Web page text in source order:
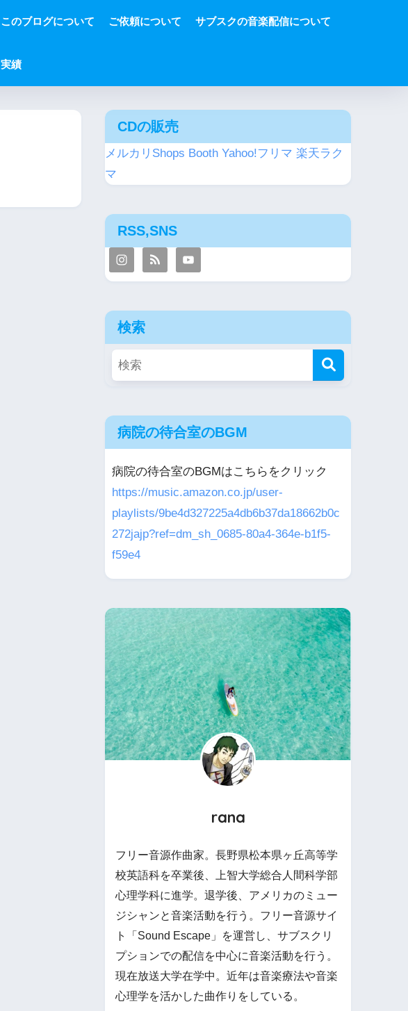
このブログについて ご依頼について サブスクの音楽配信について
実績
CDの販売
メルカリShops Booth Yahoo!フリマ 楽天ラク
マ
RSS,SNS
検索
病院の待合室のBGM
病院の待合室のBGMはこちらをクリック
https://music.amazon.co.jp/user-
playlists/9be4d327225a4db6b37da18662b0c
272jajp?ref=dm_sh_0685-80a4-364e-b1f5-
f59e4
rana
フリー音源作曲家。長野県松本県ヶ丘高等学
校英語科を卒業後、上智大学総合人間科学部
心理学科に進学。退学後、アメリカのミュー
ジシャンと音楽活動を行う。フリー音源サイ
ト「Sound Escape」を運営し、サブスクリ
プションでの配信を中心に音楽活動を行う。
現在放送大学在学中。近年は音楽療法や音楽
心理学を活かした曲作りをしている。